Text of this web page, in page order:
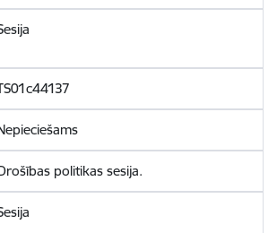
politikas sesija.